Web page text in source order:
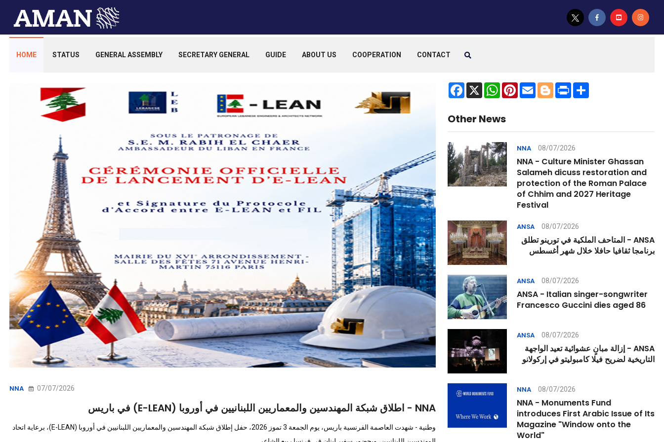
HOME STATUS GENERAL ASSEMBLY SECRETARY GENERAL GUIDE ABOUT US COOPERATION CONTACT
NNA 07/07/2026
NNA - اطلاق شبكة المهندسين والمعماريين اللبنانيين في أوروبا (E-LEAN) في باريس
وطنية - شهدت العاصمة الفرنسية باريس، يوم الجمعة 3 تموز 2026، حفل إطلاق شبكة المهندسين والمعماريين اللبنانيين في أوروبا (E-LEAN)، برعاية اتحاد
Facebook
X WhatsApp
Pinterest
EmailBlogger
Print Share
Other News
NNA 08/07/2026
NNA - Culture Minister Ghassan
Salameh dicuss restoration and
protection of the Roman Palace
of Chhim and 2027 Heritage
Festival
ANSA 08/07/2026
ANSA - المتاحف الملكية في تورينو تطلق
برنامجا ثقافيا حافلا خلال شهر أغسطس
ANSA 08/07/2026
ANSA - Italian singer-songwriter
Francesco Guccini dies aged 86
ANSA 08/07/2026
ANSA - إزالة مبانٍ عشوائية تعيد الواجهة
التاريخية لضريح فيلا كامبوليتو في إركولانو
NNA 08/07/2026
NNA - Monuments Fund
introduces First Arabic Issue of Its
Magazine "Window onto the
World"